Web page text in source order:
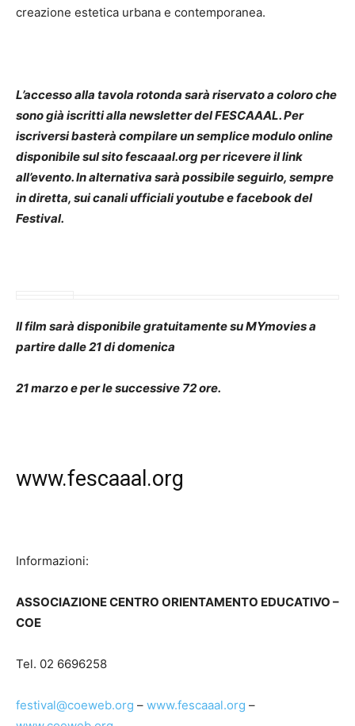
creazione estetica urbana e contemporanea.
L’accesso alla tavola rotonda sarà riservato a coloro che
sono già iscritti alla newsletter del FESCAAAL. Per
iscriversi basterà compilare un semplice modulo online
disponibile sul sito fescaaal.org per ricevere il link
all’evento. In alternativa sarà possibile seguirlo, sempre
in diretta, sui canali ufficiali youtube e facebook del
Festival.
Il film sarà disponibile gratuitamente su MYmovies a
partire dalle 21 di domenica
21 marzo e per le successive 72 ore.
www.fescaaal.org
Informazioni:
ASSOCIAZIONECENTRO ORIENTAMENTO EDUCATIVO –
COE
Tel. 02 6696258
festival@coeweb.org – www.fescaaal.org –